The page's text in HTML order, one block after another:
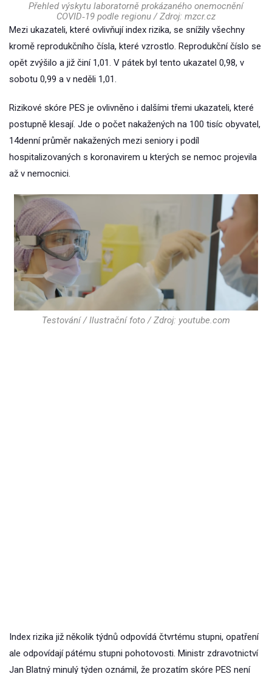
Přehled výskytu laboratorně prokázaného onemocnění
COVID‑19 podle regionu / Zdroj: mzcr.cz
Mezi ukazateli, které ovlivňují index rizika, se snížily všechny
kromě reprodukčního čísla, které vzrostlo. Reprodukční číslo se
opět zvýšilo a již činí 1,01. V pátek byl tento ukazatel 0,98, v
sobotu 0,99 a v neděli 1,01.
Rizikové skóre PES je ovlivněno i dalšími třemi ukazateli, které
postupně klesají. Jde o počet nakažených na 100 tisíc obyvatel,
14denní průměr nakažených mezi seniory i podíl
hospitalizovaných s koronavirem u kterých se nemoc projevila
až v nemocnici.
Testování / Ilustrační foto / Zdroj: youtube.com
Index rizika již několik týdnů odpovídá čtvrtému stupni, opatření
ale odpovídají pátému stupni pohotovosti. Ministr zdravotnictví
Jan Blatný minulý týden oznámil, že prozatím skóre PES není